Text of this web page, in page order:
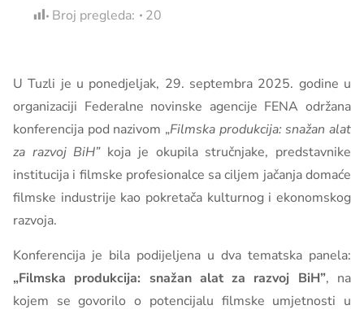
Broj pregleda: 20
U Tuzli je u ponedjeljak, 29. septembra 2025. godine u
organizaciji Federalne novinske agencije FENA održana
konferencija pod nazivom „Filmska produkcija: snažan alat
za razvoj BiH”koja je okupila stručnjake, predstavnike
institucija i filmske profesionalce sa ciljem jačanja domaće
filmske industrije kao pokretača kulturnog i ekonomskog
razvoja.
Konferencija je bila podijeljena u dva tematska panela:
„Filmska produkcija: snažan alat za razvoj BiH”, na
kojem se govorilo o potencijalu filmske umjetnosti u